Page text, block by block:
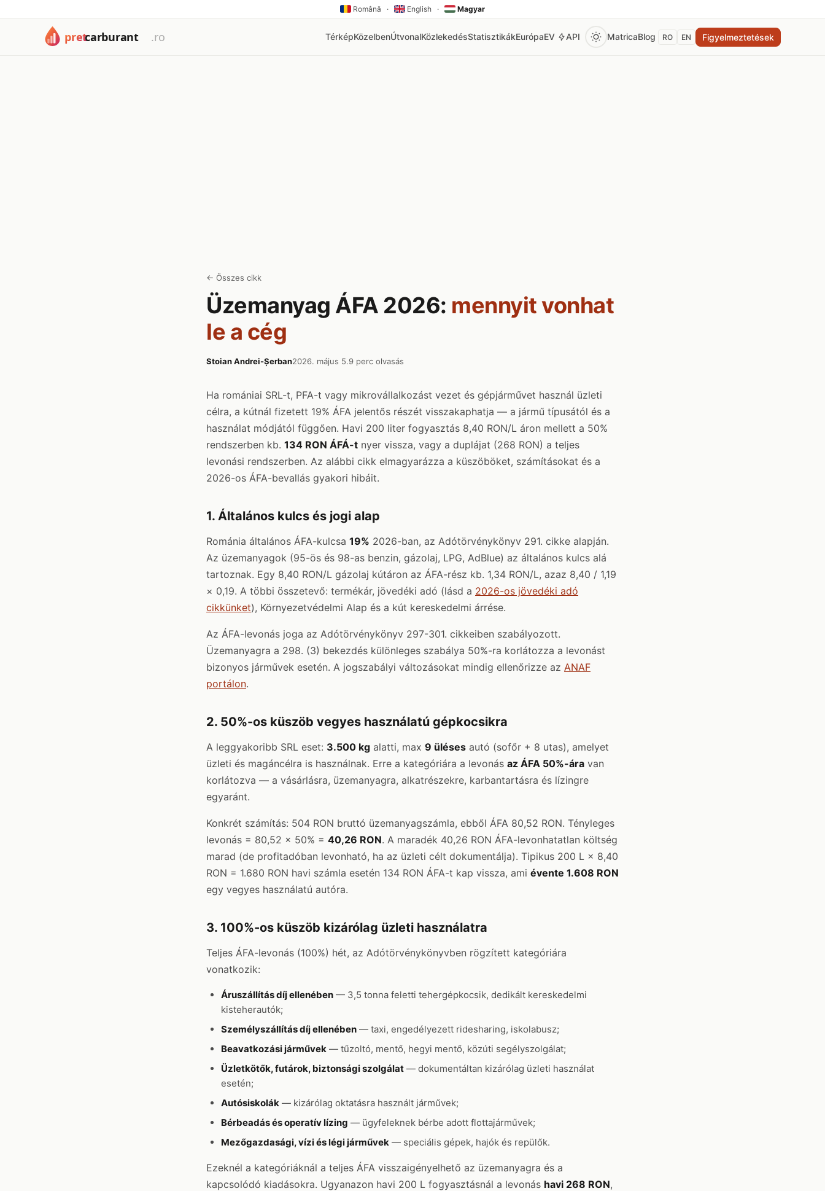
Română · English · Magyar
TérképKözelbenÚtvonalKözlekedésStatisztikákEurópaEV API MatricaBlog RO EN Figyelmeztetések
← Összes cikk
Üzemanyag ÁFA 2026: mennyit vonhat
le a cég
Stoian Andrei-Șerban2026. május 5.9 perc olvasás
Ha romániai SRL-t, PFA-t vagy mikrovállalkozást vezet és gépjárművet használ üzleti
célra, a kútnál fizetett 19% ÁFA jelentős részét visszakaphatja — a jármű típusától és a
használat módjától függően. Havi 200 liter fogyasztás 8,40 RON/L áron mellett a 50%
rendszerben kb. 134 RON ÁFÁ-t nyer vissza, vagy a duplájat (268 RON) a teljes
levonási rendszerben. Az alábbi cikk elmagyarázza a küszöböket, számításokat és a
2026-os ÁFA-bevallás gyakori hibáit.
1. Általános kulcs és jogi alap
Románia általános ÁFA-kulcsa 19% 2026-ban, az Adótörvénykönyv 291. cikke alapján.
Az üzemanyagok (95-ös és 98-as benzin, gázolaj, LPG, AdBlue) az általános kulcs alá
tartoznak. Egy 8,40 RON/L gázolaj kútáron az ÁFA-rész kb. 1,34 RON/L, azaz 8,40 / 1,19
× 0,19. A többi összetevő: termékár, jövedéki adó (lásd a 2026-os jövedéki adó
cikkünket), Környezetvédelmi Alap és a kút kereskedelmi árrése.
Az ÁFA-levonás joga az Adótörvénykönyv 297-301. cikkeiben szabályozott.
Üzemanyagra a 298. (3) bekezdés különleges szabálya 50%-ra korlátozza a levonást
bizonyos járművek esetén. A jogszabályi változásokat mindig ellenőrizze az ANAF
portálon.
2. 50%-os küszöb vegyes használatú gépkocsikra
A leggyakoribb SRL eset: 3.500 kg alatti, max 9 üléses autó (sofőr + 8 utas), amelyet
üzleti és magáncélra is használnak. Erre a kategóriára a levonás az ÁFA 50%-ára van
korlátozva — a vásárlásra, üzemanyagra, alkatrészekre, karbantartásra és lízingre
egyaránt.
Konkrét számítás: 504 RON bruttó üzemanyagszámla, ebből ÁFA 80,52 RON. Tényleges
levonás = 80,52 × 50% = 40,26 RON. A maradék 40,26 RON ÁFA-levonhatatlan költség
marad (de profitadóban levonható, ha az üzleti célt dokumentálja). Tipikus 200 L × 8,40
RON = 1.680 RON havi számla esetén 134 RON ÁFA-t kap vissza, ami évente 1.608 RON
egy vegyes használatú autóra.
3. 100%-os küszöb kizárólag üzleti használatra
Teljes ÁFA-levonás (100%) hét, az Adótörvénykönyvben rögzített kategóriára
vonatkozik:
Áruszállítás díj ellenében — 3,5 tonna feletti tehergépkocsik, dedikált kereskedelmi
kisteherautók;
Személyszállítás díj ellenében — taxi, engedélyezett ridesharing, iskolabusz;
Beavatkozási járművek — tűzoltó, mentő, hegyi mentő, közúti segélyszolgálat;
Üzletkötők, futárok, biztonsági szolgálat — dokumentáltan kizárólag üzleti használat
esetén;
Autósiskolák — kizárólag oktatásra használt járművek;
Bérbeadás és operatív lízing — ügyfeleknek bérbe adott flottajárművek;
Mezőgazdasági, vízi és légi járművek — speciális gépek, hajók és repülők.
Ezeknél a kategóriáknál a teljes ÁFA visszaigényelhető az üzemanyagra és a
kapcsolódó kiadásokra. Ugyanazon havi 200 L fogyasztásnál a levonás havi 268 RON,